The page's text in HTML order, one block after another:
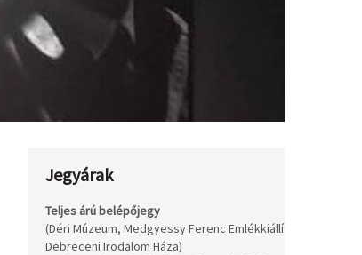
Jegyárak
Teljes árú belépőjegy
(Déri Múzeum, Medgyessy Ferenc Emlékkiállítás,
Debreceni Irodalom Háza)